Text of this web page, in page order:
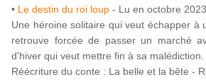
• Le destin du roi loup - Lu en octobre 2023
Une héroine solitaire qui veut échapper à
retrouve forcée de passer un marché
d'hiver qui veut mettre fin à sa malédiction.
Réécriture du conte : La belle et la bête -